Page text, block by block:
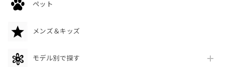
ペット
メンズ＆キッズ
モデル別で探す